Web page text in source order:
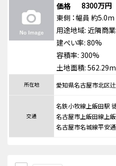
価格
8300万円
東側 ：幅員 約5.0m
用途地域: 近隣商
建ぺい率: 80%
容積率: 300%
土地面積:
所在地 愛知県名古屋市北区
交通
名鉄小牧線上飯田駅
名古屋市上飯田線上
名古屋市名城線平安